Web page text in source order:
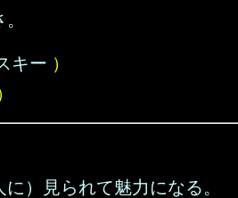
キー ）
）見られて魅力になる。